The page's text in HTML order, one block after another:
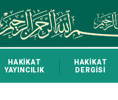
HAKİKAT
YAYINCILIK
HAKİKAT
DERGİSİ